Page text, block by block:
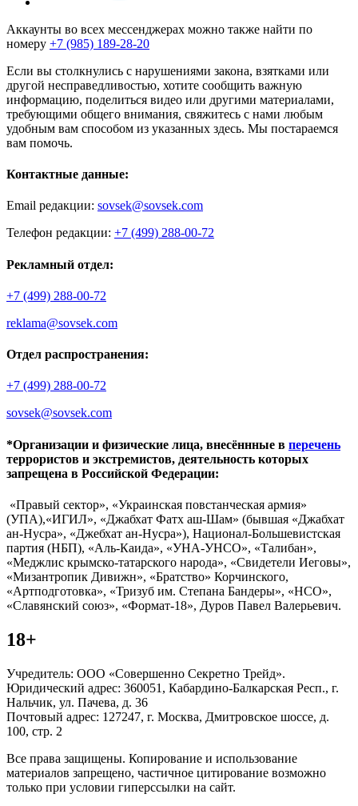
Аккаунты во всех мессенджерах можно также найти по
номеру +7 (985) 189-28-20
Если вы столкнулись с нарушениями закона, взятками или
другой несправедливостью, хотите сообщить важную
информацию, поделиться видео или другими материалами,
требующими общего внимания, свяжитесь с нами любым
удобным вам способом из указанных здесь. Мы постараемся
вам помочь.
Контактные данные:
Email редакции: sovsek@sovsek.com
Телефон редакции: +7 (499) 288-00-72
Рекламный отдел:
+7 (499) 288-00-72
reklama@sovsek.com
Отдел распространения:
+7 (499) 288-00-72
sovsek@sovsek.com
*Организации и физические лица, внесённные в перечень
террористов и экстремистов, деятельность которых
запрещена в Российской Федерации:
«Правый сектор», «Украинская повстанческая армия»
(УПА),«ИГИЛ», «Джабхат Фатх аш-Шам» (бывшая «Джабхат
ан-Нусра», «Джебхат ан-Нусра»), Национал-Большевистская
партия (НБП), «Аль-Каида», «УНА-УНСО», «Талибан»,
«Меджлис крымско-татарского народа», «Свидетели Иеговы»,
«Мизантропик Дивижн», «Братство» Корчинского,
«Артподготовка», «Тризуб им. Степана Бандеры», «НСО»,
«Славянский союз», «Формат-18», Дуров Павел Валерьевич.
18+
Учредитель: ООО «Совершенно Секретно Трейд».
Юридический адрес: 360051, Кабардино-Балкарская Респ., г.
Нальчик, ул. Пачева, д. 36
Почтовый адрес: 127247, г. Москва, Дмитровское шоссе, д.
100, стр. 2
Все права защищены. Копирование и использование
материалов запрещено, частичное цитирование возможно
только при условии гиперссылки на сайт.